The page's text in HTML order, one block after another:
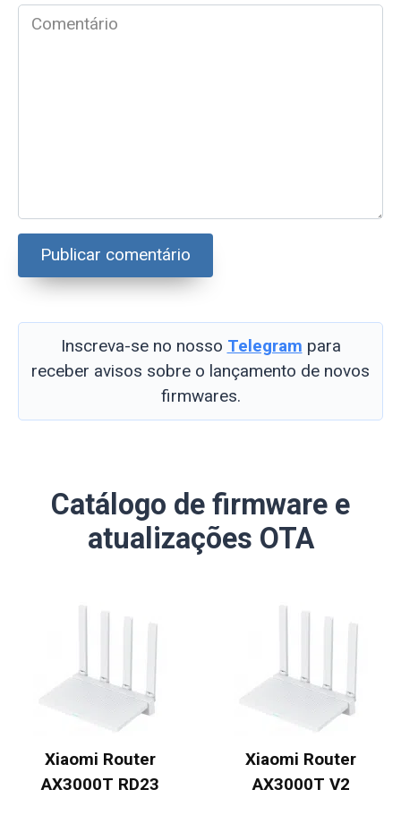
*Comentário
Inscreva-se no nosso Telegram para
receber avisos sobre o lançamento de novos
firmwares.
Catálogo de firmware e
atualizações OTA
Xiaomi Router
AX3000T RD23
Xiaomi Router
AX3000T V2